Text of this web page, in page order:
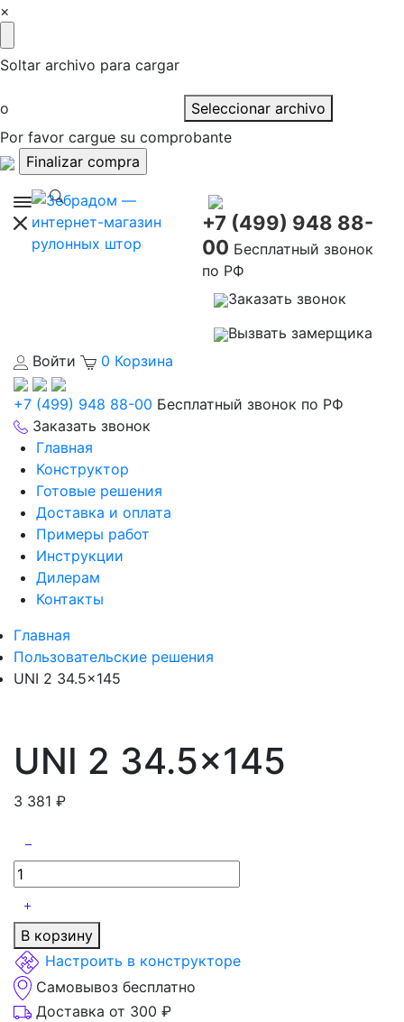
×
Soltar archivo para cargar
o
Seleccionar archivo
Por favor cargue su comprobante
+7 (499) 948 88-
00 Бесплатный звонок
по РФ
Заказать звонок
Вызвать замерщика
Войти
0 Корзина
+7 (499) 948 88-00 Бесплатный звонок по РФ
Заказать звонок
Главная
Конструктор
Готовые решения
Доставка и оплата
Примеры работ
Инструкции
Дилерам
Контакты
Главная
Пользовательские решения
UNI 2 34.5×145
UNI 2 34.5×145
3 381 ₽
В корзину
Настроить в конструкторе
Самовывоз бесплатно
Доставка от 300 ₽